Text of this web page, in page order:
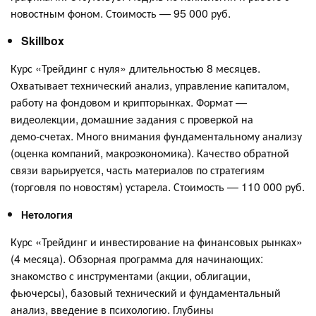
новостным фоном. Стоимость — 95 000 руб.
Skillbox
Курс «Трейдинг с нуля» длительностью 8 месяцев.
Охватывает технический анализ, управление капиталом,
работу на фондовом и крипторынках. Формат —
видеолекции, домашние задания с проверкой на
демо‑счетах. Много внимания фундаментальному анализу
(оценка компаний, макроэкономика). Качество обратной
связи варьируется, часть материалов по стратегиям
(торговля по новостям) устарела. Стоимость — 110 000 руб.
Нетология
Курс «Трейдинг и инвестирование на финансовых рынках»
(4 месяца). Обзорная программа для начинающих:
знакомство с инструментами (акции, облигации,
фьючерсы), базовый технический и фундаментальный
анализ, введение в психологию. Глубины